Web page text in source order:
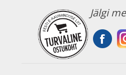
Jälgi